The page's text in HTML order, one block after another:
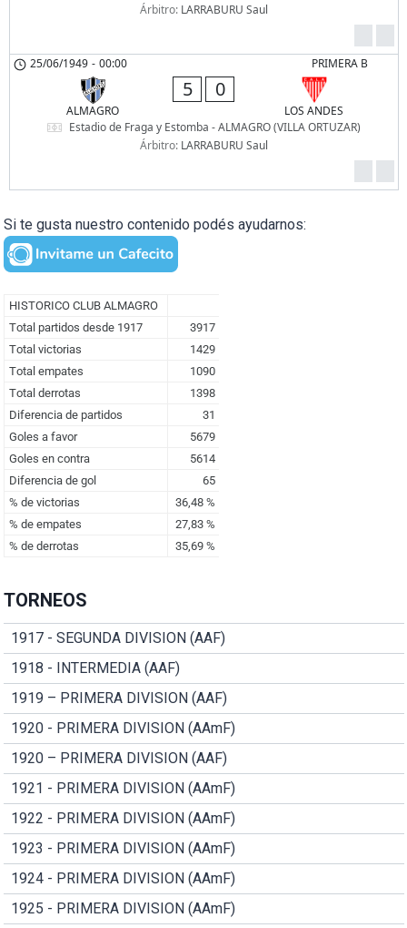
Árbitro: LARRABURU Saul
PRIMERA B
25/06/1949 - 00:00
ALMAGRO
5 0
LOS ANDES
Estadio de Fraga y Estomba - ALMAGRO (VILLA ORTUZAR)
Árbitro: LARRABURU Saul
Si te gusta nuestro contenido podés ayudarnos:
TORNEOS
1917 - SEGUNDA DIVISION (AAF)
1918 - INTERMEDIA (AAF)
1919 – PRIMERA DIVISION (AAF)
1920 - PRIMERA DIVISION (AAmF)
1920 – PRIMERA DIVISION (AAF)
1921 - PRIMERA DIVISION (AAmF)
1922 - PRIMERA DIVISION (AAmF)
1923 - PRIMERA DIVISION (AAmF)
1924 - PRIMERA DIVISION (AAmF)
1925 - PRIMERA DIVISION (AAmF)